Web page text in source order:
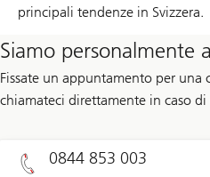
principali tendenze in Svizzera.
Siamo personalmente
Fissate un appuntamento per
chiamateci direttamente in caso
0844 853 003